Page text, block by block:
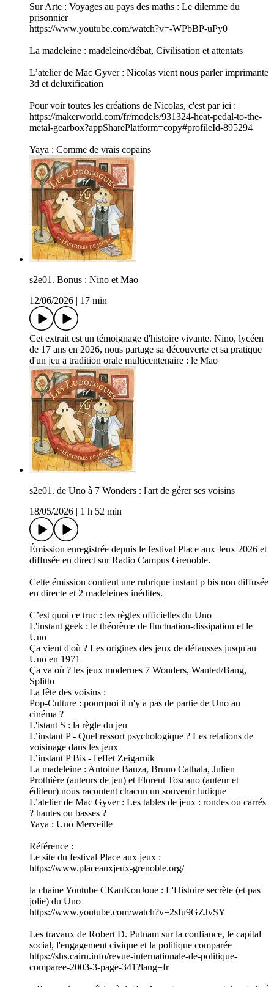
Sur Arte : Voyages au pays des maths : Le dilemme du
prisonnier
https://www.youtube.com/watch?v=-WPbBP-uPy0
La madeleine : madeleine/débat, Civilisation et attentats
L’atelier de Mac Gyver : Nicolas vient nous parler imprimante
3d et deluxification
Pour voir toutes les créations de Nicolas, c'est par ici :
https://makerworld.com/fr/models/931324-heat-pedal-to-the-
metal-gearbox?appSharePlatform=copy#profileId-895294
Yaya : Comme de vrais copains
s2e01. Bonus : Nino et Mao
12/06/2026 | 17 min
Cet extrait est un témoignage d'histoire vivante. Nino, lycéen
de 17 ans en 2026, nous partage sa découverte et sa pratique
d'un jeu a tradition orale multicentenaire : le Mao
s2e01. de Uno à 7 Wonders : l'art de gérer ses voisins
18/05/2026 | 1 h 52 min
Émission enregistrée depuis le festival Place aux Jeux 2026 et
diffusée en direct sur Radio Campus Grenoble.
Celte émission contient une rubrique instant p bis non diffusée
en directe et 2 madeleines inédites.
C’est quoi ce truc : les règles officielles du Uno
L'instant geek : le théorème de fluctuation-dissipation et le
Uno
Ça vient d'où ? Les origines des jeux de défausses jusqu'au
Uno en 1971
Ça va où ? les jeux modernes 7 Wonders, Wanted/Bang,
Splitto
La fête des voisins :
Pop-Culture : pourquoi il n'y a pas de partie de Uno au
cinéma ?
L'istant S : la règle du jeu
L’instant P - Quel ressort psychologique ? Les relations de
voisinage dans les jeux
L’instant P Bis - l'effet Zeigarnik
La madeleine : Antoine Bauza, Bruno Cathala, Julien
Prothière (auteurs de jeu) et Florent Toscano (auteur et
éditeur) nous racontent chacun un souvenir ludique
L’atelier de Mac Gyver : Les tables de jeux : rondes ou carrés
? hautes ou basses ?
Yaya : Uno Merveille
Référence :
Le site du festival Place aux jeux :
https://www.placeauxjeux-grenoble.org/
la chaine Youtube CKanKonJoue : L'Histoire secrète (et pas
jolie) du Uno
https://www.youtube.com/watch?v=2sfu9GZJvSY
Les travaux de Robert D. Putnam sur la confiance, le capital
social, l'engagement civique et la politique comparée
https://shs.cairn.info/revue-internationale-de-politique-
comparee-2003-3-page-341?lang=fr